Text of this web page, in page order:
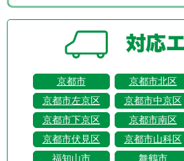
京都市 京都市北区
京都市左京区
京都市中京区
京都市下京区
京都市南区
京都市伏見区
京都市山科区
福知山市
舞鶴市